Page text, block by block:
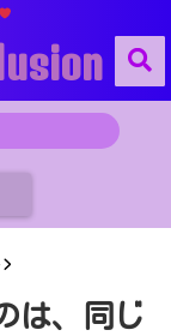
は、同じ